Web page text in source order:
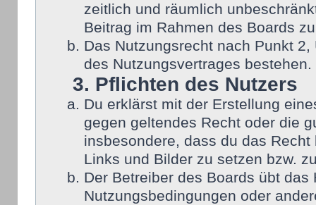
zeitlich und räumlich
Beitrag im Rahmen des Boards
Das Nutzungsrecht nach Punkt
des Nutzungsvertrages bestehen.
3. Pflichten des Nutzers
Du erklärst mit der Erstellung
gegen geltendes Recht oder die
insbesondere, dass du das
Links und Bilder zu setzen bzw.
Der Betreiber des Boards übt
Nutzungsbedingungen oder